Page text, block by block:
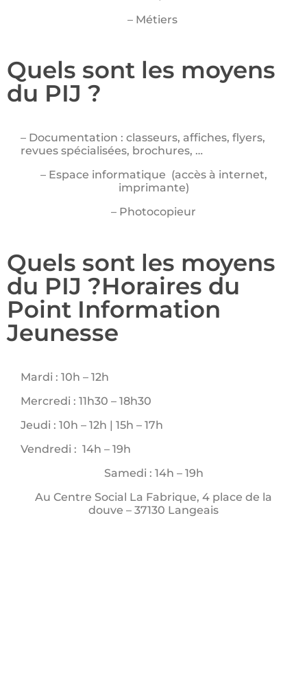
– Métiers
Quels sont les moyens
du PIJ ?
– Documentation : classeurs, affiches, flyers,
revues spécialisées, brochures, …
– Espace informatique (accès à internet,
imprimante)
– Photocopieur
Quels sont les moyens
du PIJ ?Horaires du
Point Information
Jeunesse
Mardi : 10h – 12h
Mercredi : 11h30 – 18h30
Jeudi : 10h – 12h | 15h – 17h
Vendredi : 14h – 19h
Samedi : 14h – 19h
Au Centre Social La Fabrique, 4 place de la
douve – 37130 Langeais